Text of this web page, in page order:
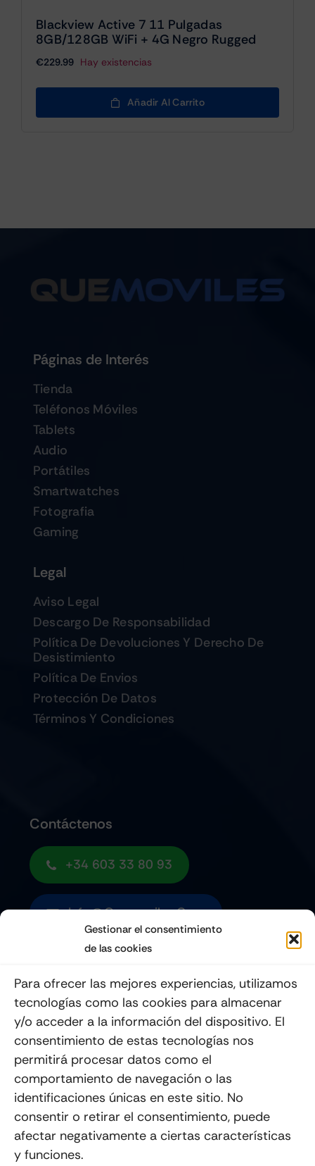
Gestionar el consentimiento
de las cookies
Para ofrecer las mejores experiencias, utilizamos
tecnologías como las cookies para almacenar
y/o acceder a la información del dispositivo. El
consentimiento de estas tecnologías nos
permitirá procesar datos como el
comportamiento de navegación o las
identificaciones únicas en este sitio. No
consentir o retirar el consentimiento, puede
afectar negativamente a ciertas características
y funciones.
Blackview Active 7 11 Pulgadas
8GB/128GB WiFi + 4G Negro Rugged
€229.99 Hay existencias
Añadir Al Carrito
Páginas de Interés
Tienda
Teléfonos Móviles
Tablets
Audio
Portátiles
Smartwatches
Fotografia
Gaming
Legal
Aviso Legal
Descargo De Responsabilidad
Política De Devoluciones Y Derecho De
Desistimiento
Política De Envios
Protección De Datos
Términos Y Condiciones
Contáctenos
+34 603 33 80 93
Info@quemoviles.com
Enviar